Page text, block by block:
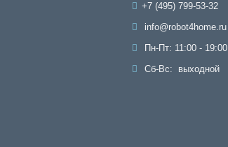
+7 (495) 799-53-32
info@robot4home.ru
Пн-Пт: 11:00 - 19:00
Сб-Вс: выходной